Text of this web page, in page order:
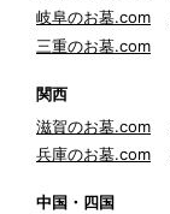
岐阜のお墓.com
三重のお墓.com
関西
滋賀のお墓.com
兵庫のお墓.com
中国・四国